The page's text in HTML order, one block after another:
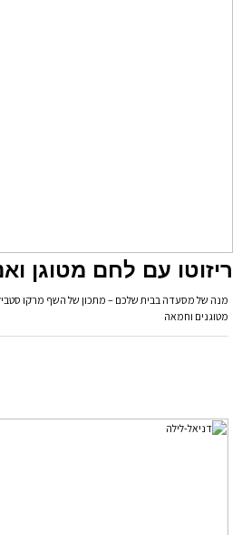
ריזוטו עם לחם מטוגן
מנה של מסעדה בבית שלכם – מתכון של השף מרקו
מטוגנים וחמאה